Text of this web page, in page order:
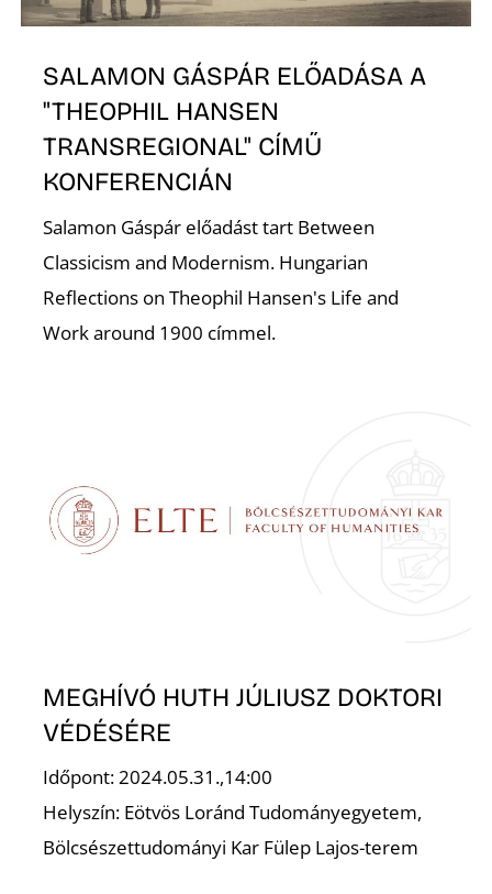
SALAMON GÁSPÁR ELŐADÁSA A
"THEOPHIL HANSEN
TRANSREGIONAL" CÍMŰ
KONFERENCIÁN
Salamon Gáspár előadást tart Between
Classicism and Modernism. Hungarian
Reflections on Theophil Hansen's Life and
Work around 1900 címmel.
MEGHÍVÓ HUTH JÚLIUSZ DOKTORI
VÉDÉSÉRE
Időpont: 2024.05.31.,14:00
Helyszín: Eötvös Loránd Tudományegyetem,
Bölcsészettudományi Kar Fülep Lajos-terem